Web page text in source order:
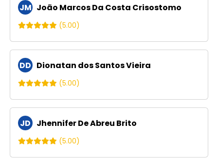
JM João Marcos Da Costa Crisostomo
(5.00)
DD Dionatan dos Santos Vieira
(5.00)
JD Jhennifer De Abreu Brito
(5.00)